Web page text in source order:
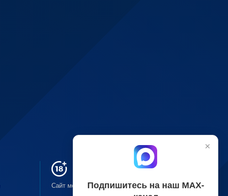
×
Подпишитесь на наш МАХ-
Сайт может содержать материалы, не